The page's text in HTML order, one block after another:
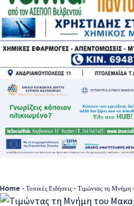
Home - Τοπικές Ειδήσεις - Τιμώντας τη Μνήμη του